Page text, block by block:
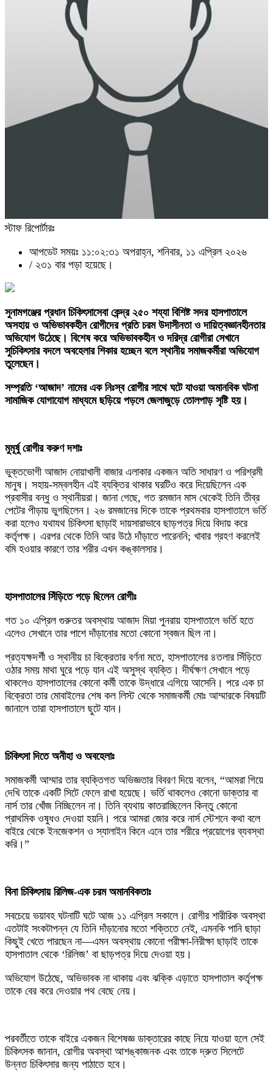
স্টাফ রিপোর্টারঃ
আপডেট সময়ঃ ১১:০২:৩১ অপরাহ্ন, শনিবার, ১১ এপ্রিল ২০২৬
/ ২৩১ বার পড়া হয়েছে।
সুনামগঞ্জের প্রধান চিকিৎসাসেবা কেন্দ্র ২৫০ শয্যা বিশিষ্ট সদর হাসপাতালে
অসহায় ও অভিভাবকহীন রোগীদের প্রতি চরম উদাসীনতা ও দায়িত্বজ্ঞানহীনতার
অভিযোগ উঠেছে। বিশেষ করে অভিভাবকহীন ও দরিদ্র রোগীরা সেখানে
সুচিকিৎসার বদলে অবহেলার শিকার হচ্ছেন বলে স্থানীয় সমাজকর্মীরা অভিযোগ
তুলেছেন।
সম্প্রতি ‘আজাদ’ নামের এক নিঃস্ব রোগীর সাথে ঘটে যাওয়া অমানবিক ঘটনা
সামাজিক যোগাযোগ মাধ্যমে ছড়িয়ে পড়লে জেলাজুড়ে তোলপাড় সৃষ্টি হয়।
মুমূর্ষু রোগীর করুণ দশাঃ
‎ভুক্তভোগী আজাদ নোয়াখালী বাজার এলাকার একজন অতি সাধারণ ও পরিশ্রমী
মানুষ। সহায়-সম্বলহীন এই ব্যক্তির থাকার ঘরটিও করে দিয়েছিলেন এক
প্রবাসীর বন্ধু ও স্থানীয়রা। জানা গেছে, গত রমজান মাস থেকেই তিনি তীব্র
পেটের পীড়ায় ভুগছিলেন। ২৬ রমজানের দিকে তাকে প্রথমবার হাসপাতালে ভর্তি
করা হলেও যথাযথ চিকিৎসা ছাড়াই দায়সারাভাবে ছাড়পত্র দিয়ে বিদায় করে
কর্তৃপক্ষ। এরপর থেকে তিনি আর উঠে দাঁড়াতে পারেননি; খাবার গ্রহণ করলেই
বমি হওয়ার কারণে তার শরীর এখন কঙ্কালসার।
‎হাসপাতালের সিঁড়িতে পড়ে ছিলেন রোগীঃ
‎গত ১০ এপ্রিল গুরুতর অবস্থায় আজাদ মিয়া পুনরায় হাসপাতালে ভর্তি হতে
এলেও সেখানে তার পাশে দাঁড়ানোর মতো কোনো স্বজন ছিল না।
প্রত্যক্ষদর্শী ও স্থানীয় চা বিক্রেতার বর্ণনা মতে, হাসপাতালের ৪তলার সিঁড়িতে
ওঠার সময় মাথা ঘুরে পড়ে যান এই অসুস্থ ব্যক্তি। দীর্ঘক্ষণ সেখানে পড়ে
থাকলেও হাসপাতালের কোনো কর্মী তাকে উদ্ধারে এগিয়ে আসেনি। পরে এক চা
বিক্রেতা তার মোবাইলের শেষ কল লিস্ট থেকে সমাজকর্মী মোঃ আম্মারকে বিষয়টি
জানালে তারা হাসপাতালে ছুটে যান।
চিকিৎসা দিতে অনীহা ও অবহেলাঃ
‎সমাজকর্মী আম্মার তার ব্যক্তিগত অভিজ্ঞতার বিবরণ দিয়ে বলেন, “আমরা গিয়ে
দেখি তাকে একটি সিটে ফেলে রাখা হয়েছে। ভর্তি থাকলেও কোনো ডাক্তার বা
নার্স তার খোঁজ নিচ্ছিলেন না। তিনি ব্যথায় কাতরাচ্ছিলেন কিন্তু কোনো
প্রাথমিক ওষুধও দেওয়া হয়নি। পরে আমরা জোর করে নার্স স্টেশনে কথা বলে
বাইরে থেকে ইনজেকশন ও স্যালাইন কিনে এনে তার শরীরে প্রয়োগের ব্যবস্থা
করি।”
‎বিনা চিকিৎসায় রিলিজ-এক চরম অমানবিকতাঃ
‎সবচেয়ে ভয়াবহ ঘটনাটি ঘটে আজ ১১ এপ্রিল সকালে। রোগীর শারীরিক অবস্থা
এতটাই সংকটাপন্ন যে তিনি দাঁড়ানোর মতো শক্তিতে নেই, এমনকি পানি ছাড়া
কিছুই খেতে পারছেন না—এমন অবস্থায় কোনো পরীক্ষা-নিরীক্ষা ছাড়াই তাকে
হাসপাতাল থেকে ‘রিলিজ’ বা ছাড়পত্র দিয়ে দেওয়া হয়।
অভিযোগ উঠেছে, অভিভাবক না থাকায় এবং ঝক্কি এড়াতে হাসপাতাল কর্তৃপক্ষ
তাকে বের করে দেওয়ার পথ বেছে নেয়।
‎পরবর্তীতে তাকে বাইরে একজন বিশেষজ্ঞ ডাক্তারের কাছে নিয়ে যাওয়া হলে সেই
চিকিৎসক জানান, রোগীর অবস্থা আশঙ্কাজনক এবং তাকে দ্রুত সিলেটে
উন্নত চিকিৎসার জন্য পাঠাতে হবে।